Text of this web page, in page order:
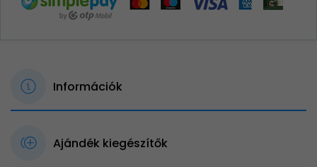
Információk
Ajándék kiegészítők